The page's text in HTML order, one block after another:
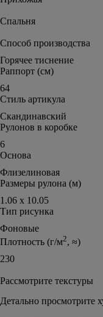
Спальня
Способ производства
Горячее тиснение
Раппорт (см)
64
Стиль артикула
Скандинавский
Рулонов в коробке
6
Основа
Флизелиновая
Размеры рулона (м)
1.06 х 10.05
Тип рисунка
Фоновые
Плотность (г/м2, ≈)
230
Рассмотрите текстуры
Детально просмотрите